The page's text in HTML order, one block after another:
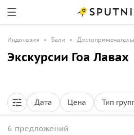
Индонезия Бали
Экскурсии Гоа Лавах
Дата Цена Тип
6 предложений